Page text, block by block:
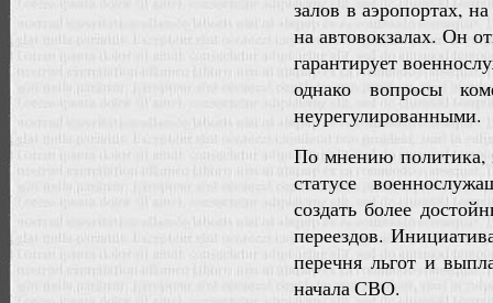
залов в аэропортах,
на автовокзалах. Он
гарантирует
однако вопросы
неурегулированными.
По мнению политика,
статусе
создать более
переездов.
перечня льгот и
начала СВО.